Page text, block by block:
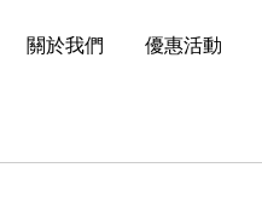
關於我們 優惠活動